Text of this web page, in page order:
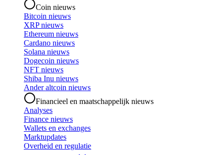
Coin nieuws
Bitcoin nieuws
XRP nieuws
Ethereum nieuws
Cardano nieuws
Solana nieuws
Dogecoin nieuws
NFT nieuws
Shiba Inu nieuws
Ander altcoin nieuws
Financieel en maatschappelijk nieuws
Analyses
Finance nieuws
Wallets en exchanges
Marktupdates
Overheid en regulatie